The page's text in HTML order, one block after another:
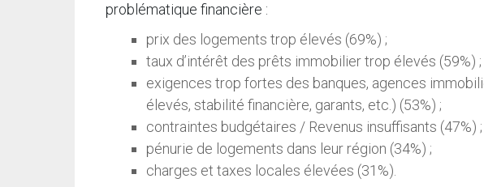
problématique financière :
prix des logements trop élevés (69%) ;
taux d’intérêt des prêts immobilier trop élevés (59%) ;
exigences trop fortes des banques, agences
élevés, stabilité financière, garants, etc.) (53%) ;
contraintes budgétaires / Revenus insuffisants (47%) ;
pénurie de logements dans leur région (34%) ;
charges et taxes locales élevées (31%).